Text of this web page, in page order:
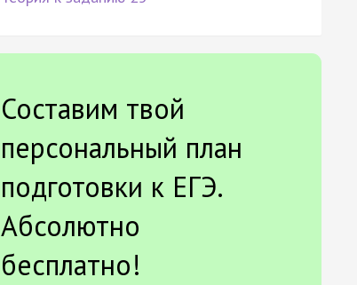
Составим твой
персональный план
подготовки к ЕГЭ.
Абсолютно
бесплатно!